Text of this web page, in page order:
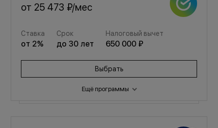
от 25 473 ₽/мес
Ставка
от 2%
Срок
до 30 лет
Налоговый вычет
650 000 ₽
Выбрать
Ещё программы